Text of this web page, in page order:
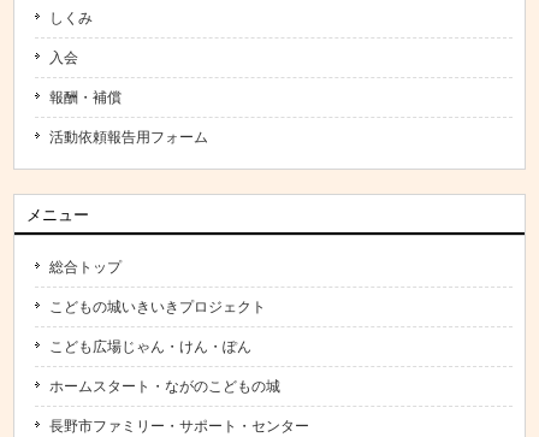
しくみ
入会
報酬・補償
活動依頼報告用フォーム
メニュー
総合トップ
こどもの城いきいきプロジェクト
こども広場じゃん・けん・ぽん
ホームスタート・ながのこどもの城
長野市ファミリー・サポート・センター